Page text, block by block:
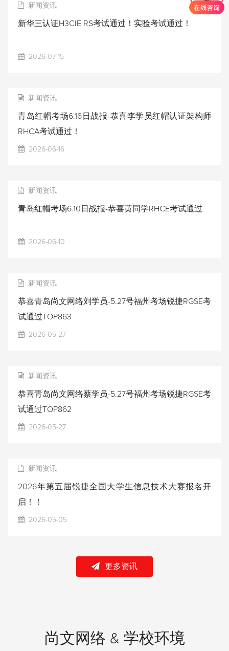
新闻资讯
新华三认证H3CIE RS考试通过！实验考试通过！
2026-07-15
新闻资讯
青岛红帽考场6.16日战报-恭喜李学员红帽认证架构师
RHCA考试通过！
2026-06-16
新闻资讯
青岛红帽考场6.10日战报-恭喜黄同学RHCE考试通过
2026-06-10
新闻资讯
恭喜青岛尚文网络刘学员-5.27号福州考场锐捷RGSE考
试通过TOP863
2026-05-27
新闻资讯
恭喜青岛尚文网络蔡学员-5.27号福州考场锐捷RGSE考
试通过TOP862
2026-05-27
新闻资讯
2026年第五届锐捷全国大学生信息技术大赛报名开
启！！
2026-05-05
更多资讯
尚文网络 & 学校环境